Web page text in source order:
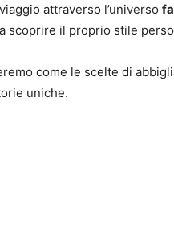
attraverso l’universo
scoprire il proprio stile
come le scelte di
uniche.